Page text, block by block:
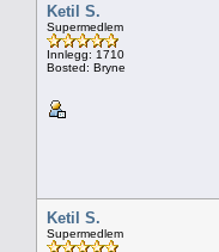
Ketil S.
Supermedlem
Innlegg: 1710
Bosted: Bryne
Ketil S.
Supermedlem